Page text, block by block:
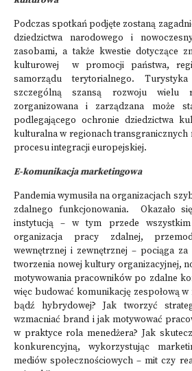
Podczas spotkań podjęte zostaną
dziedzictwa narodowego i
zasobami, a także kwestie dotyczące
kulturowej w promocji państwa,
samorządu terytorialnego.
szczególną szansą rozwoju wielu
zorganizowana i zarządzana może
podlegającego ochronie dziedzictwa
kulturalna w regionach transgranicznych
procesu integracji europejskiej.
E-komunikacja marketingowa
Pandemia wymusiła na organizacjach
zdalnego funkcjonowania. Okazało
instytucją – w tym przede
organizacja pracy zdalnej,
wewnętrznej i zewnętrznej – pociąga
tworzenia nowej kultury organizacyjnej,
motywowania pracowników po zdalne
więc budować komunikację zespołową
bądź hybrydowej? Jak tworzyć
wzmacniać brand i jak motywować
w praktyce rola menedżera? Jak
konkurencyjną, wykorzystując
mediów społecznościowych – mit czy